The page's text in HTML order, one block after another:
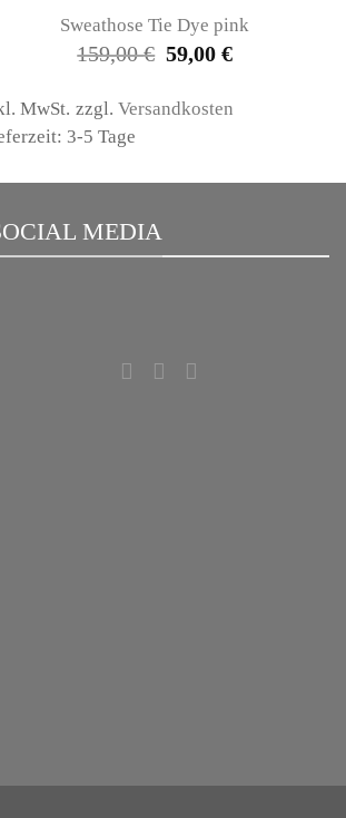
Sweathose Tie Dye pink
159,00€ Ursprünglicher
Preis
159,00 €
59,00€Aktueller
59,00 €.
MwSt. zzgl.Versandkosten
3-5 Tage
MEDIA